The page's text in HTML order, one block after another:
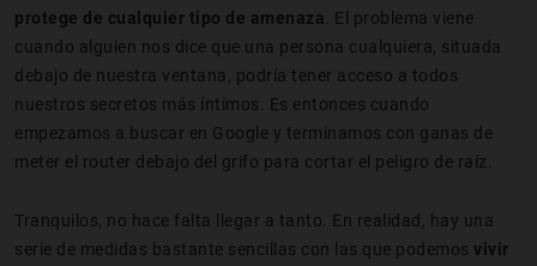
protege de cualquier tipo de amenaza . El problema viene
cuando alguien nos dice que una persona cualquiera, situada
debajo de nuestra ventana, podría tener acceso a todos
nuestros secretos más íntimos. Es entonces cuando
empezamos a buscar en Google y terminamos con ganas de
meter el router debajo del grifo para cortar el peligro de raíz.
Tranquilos, no hace falta llegar a tanto. En realidad, hay una
serie de medidas bastante sencillas con las que podemos vivir